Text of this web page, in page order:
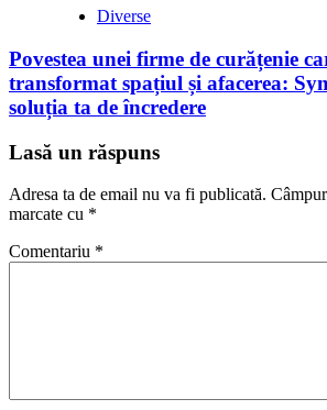
Diverse
Povestea unei firme de curățenie
transformat spațiul și afacerea:
soluția ta de încredere
Lasă un răspuns
Adresa ta de email nu va fi publicată.
marcate cu *
Comentariu *